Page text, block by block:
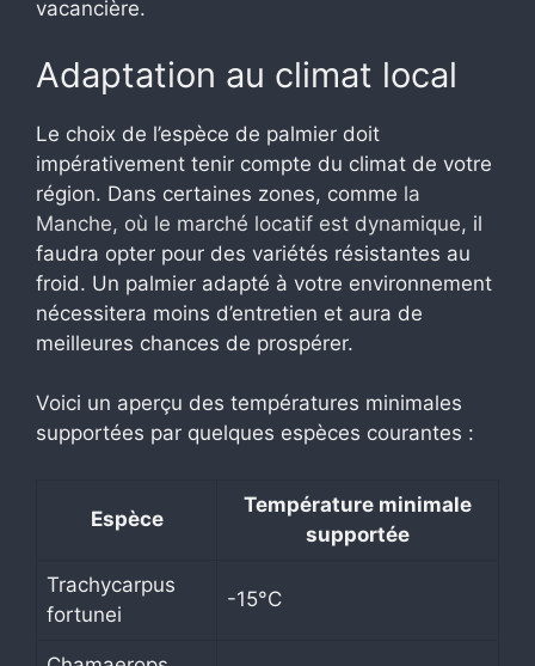
vacancière.
Adaptation au climat local
Le choix de l’espèce de palmier doit
impérativement tenir compte du climat de votre
région. Dans certaines zones, comme la
Manche, où le marché locatif est dynamique, il
faudra opter pour des variétés résistantes au
froid. Un palmier adapté à votre environnement
nécessitera moins d’entretien et aura de
meilleures chances de prospérer.
Voici un aperçu des températures minimales
supportées par quelques espèces courantes :
Espèce
Température minimale
supportée
Trachycarpus
fortunei
-15°C